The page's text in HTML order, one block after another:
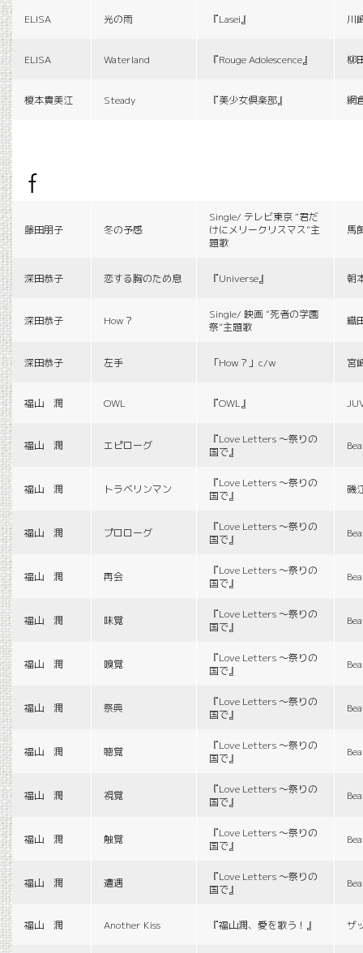
ELISA 光の雨 『Lasei』 川
ELISA Waterland 『Rouge Adolescence』 柳
榎本貴美江 Steady 『美少女倶楽部』 網
f
藤田朋子 冬の予感
Single/ テレビ東京 “君だ
けにメリークリスマス”主
題歌
馬
深田恭子 恋する胸のため息 『Universe』 朝
深田恭子 How？
Single/ 映画 “死者の学園
祭”主題歌
織
深田恭子 左手 「How？」c/w 宮
福山 潤 OWL 『OWL』
福山 潤 エピローグ
『Love Letters 〜祭りの
国で』
福山 潤 トラベリンマン
『Love Letters 〜祭りの
国で』
磯
福山 潤 プロローグ
『Love Letters 〜祭りの
国で』
福山 潤 再会
『Love Letters 〜祭りの
国で』
福山 潤 味覚
『Love Letters 〜祭りの
国で』
福山 潤 嗅覚
『Love Letters 〜祭りの
国で』
福山 潤 祭典
『Love Letters 〜祭りの
国で』
福山 潤 聴覚
『Love Letters 〜祭りの
国で』
福山 潤 視覚
『Love Letters 〜祭りの
国で』
福山 潤 触覚
『Love Letters 〜祭りの
国で』
福山 潤 遭遇
『Love Letters 〜祭りの
国で』
福山 潤 Another Kiss 『福山潤、愛を歌う！』 ザ